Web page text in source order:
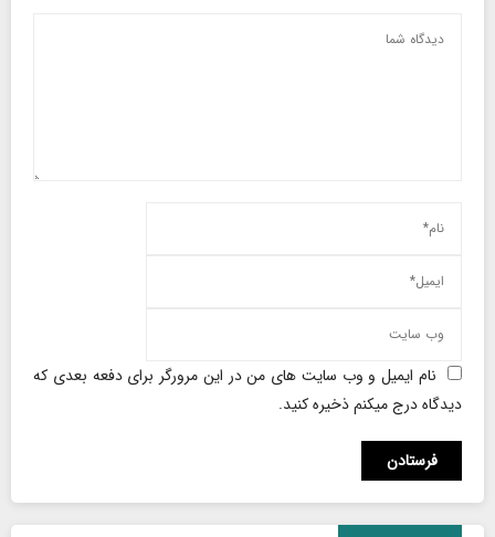
نام ایمیل و وب سایت های من در این مرورگر برای دفعه بعدی که
دیدگاه درج میکنم ذخیره کنید.